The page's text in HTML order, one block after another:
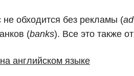
обходится без рекламы (
(banks). Все это также
английском языке